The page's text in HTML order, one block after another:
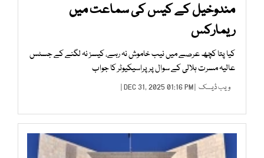
مندوخیل کے کیس کی سماعت میں
ریمارکس
کیا پتا کچھ عرصے میں نیب خاموش نہ رہے، کیسز نہ لگنے کے جسٹس
عالیہ مسرت ہلالی کے سوال پر پراسیکیوٹر کا جواب
ویب ڈیسک | DEC 31, 2025 01:16 PM |